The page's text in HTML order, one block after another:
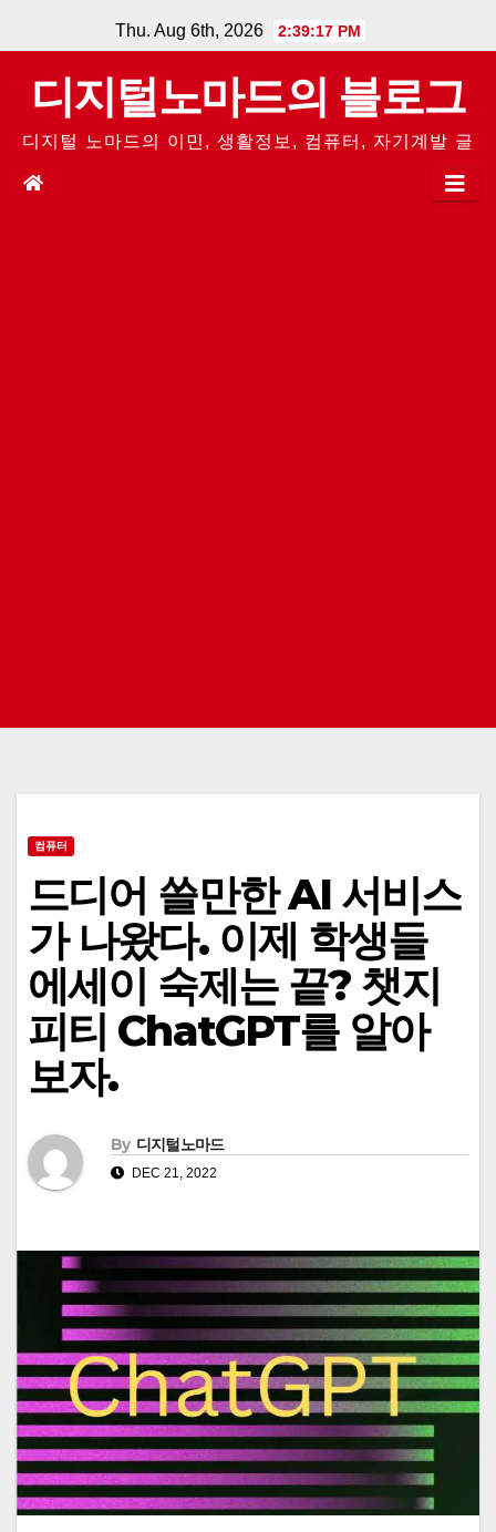
to
content
Thu. Aug 6th, 2026 2:39:18 PM
디지털노마드의 블로그
디지털 노마드의 이민, 생활정보, 컴퓨터, 자기계발 글
컴퓨터
드디어 쓸만한 AI 서비스
가 나왔다. 이제 학생들
에세이 숙제는 끝? 챗지
피티 ChatGPT를 알아
보자.
By 디지털노마드
DEC 21, 2022